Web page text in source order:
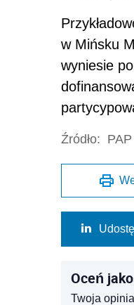
w Mińsku
wyniesie
Źródło: PAP
Oceń
Twoja